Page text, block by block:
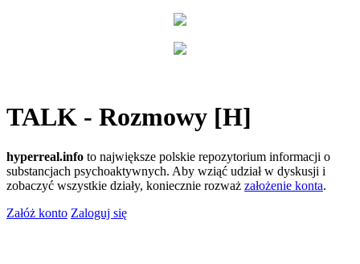
TALK - Rozmowy [H]
hyperreal.info to największe polskie repozytorium informacji o
substancjach psychoaktywnych. Aby wziąć udział w dyskusji i
zobaczyć wszystkie działy, koniecznie rozważ założenie konta.
Załóż konto Zaloguj się